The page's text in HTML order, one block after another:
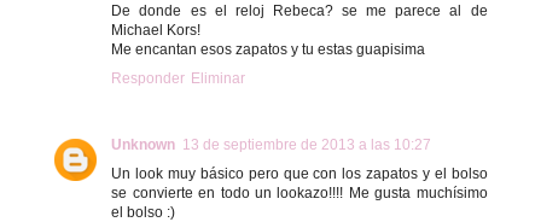
De donde es el reloj Rebeca? se me parece al de
Michael Kors!
Me encantan esos zapatos y tu estas guapisima
Responder Eliminar
Unknown 13 de septiembre de 2013 a las 10:27
Un look muy básico pero que con los zapatos y el bolso
se convierte en todo un lookazo!!!! Me gusta muchísimo
el bolso :)